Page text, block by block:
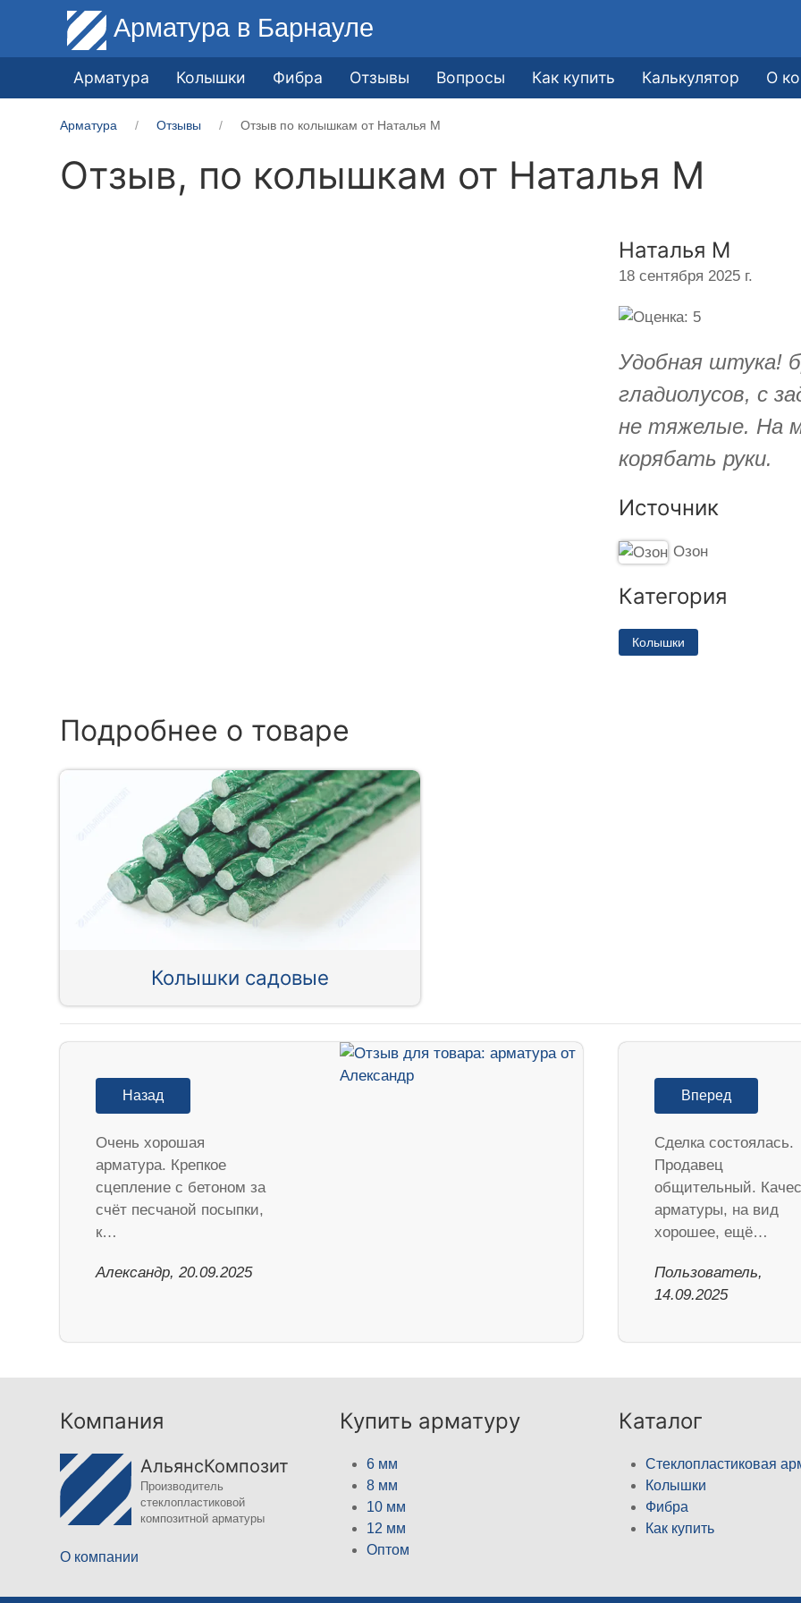
Арматура в Барнауле
Арматура Колышки Фибра Отзывы Вопросы Как купить Калькулятор О
Арматура Отзывы Отзыв по колышкам от Наталья М
Отзыв, по колышкам от Наталья М
Наталья М
18 сентября 2025 г.
Удобная штука!
гладиолусов, с
не тяжелые. На
корябать руки.
Источник
Озон
Категория
Колышки
Подробнее о товаре
Колышки садовые
Назад
Очень хорошая
арматура. Крепкое
сцепление с бетоном за
счёт песчаной посыпки,
к…
Александр, 20.09.2025
Вперед
Сделка состоялась.
Продавец
общительный.
арматуры, на вид
хорошее, ещё…
Пользователь,
14.09.2025
Компания
АльянсКомпозит
Производитель
стеклопластиковой
композитной арматуры
О компании
Купить арматуру
6 мм
8 мм
10 мм
12 мм
Оптом
Каталог
Стеклопластиковая
Колышки
Фибра
Как купить